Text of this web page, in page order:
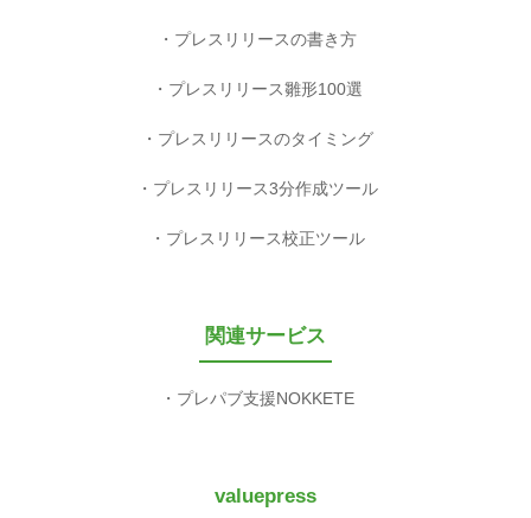
プレスリリースの書き方
プレスリリース雛形100選
プレスリリースのタイミング
プレスリリース3分作成ツール
プレスリリース校正ツール
関連サービス
プレパブ支援NOKKETE
valuepress